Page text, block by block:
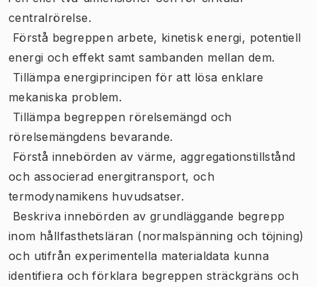
centralrörelse.
 Förstå begreppen arbete, kinetisk energi, potentiell
energi och effekt samt sambanden mellan dem.
 Tillämpa energiprincipen för att lösa enklare
mekaniska problem.
 Tillämpa begreppen rörelsemängd och
rörelsemängdens bevarande.
 Förstå innebörden av värme, aggregationstillstånd
och associerad energitransport, och
termodynamikens huvudsatser.
 Beskriva innebörden av grundläggande begrepp
inom hållfasthetsläran (normalspänning och töjning)
och utifrån experimentella materialdata kunna
identifiera och förklara begreppen sträckgräns och